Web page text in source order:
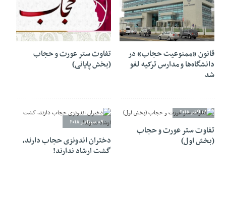
12 دسامبر 2018
قانون «ممنوعیت حجاب» در
دانشگاه‌ها و مدارس ترکیه لغو
شد
21 اکتبر 2018
تفاوت ستر عورت و حجاب
(بخش پایانی)
08 اکتبر 2018
تفاوت ستر عورت و حجاب
(بخش اول)
07 سپتامبر 2018
دختران اندونزی حجاب دارند،
گشت ارشاد ندارند!